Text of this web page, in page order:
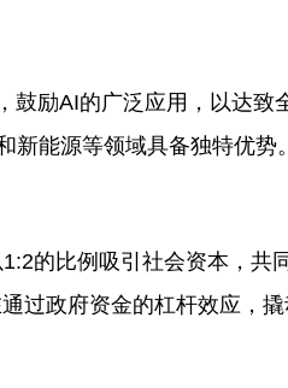
鼓励AI的广泛应用，以达致
新能源等领域具备独特优势
的比例吸引社会资本，共
过政府资金的杠杆效应，